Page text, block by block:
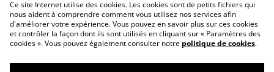
Politique de
confidentialité
Politique de cookies
Calendrier:
Brocantes,Bourse...
Ce site Internet utilise des cookies. Les cookies sont de petits fichiers qui
nous aident à comprendre comment vous utilisez nos services afin
d'améliorer votre expérience. Vous pouvez en savoir plus sur ces cookies
et contrôler la façon dont ils sont utilisés en cliquant sur « Paramètres des
cookies ». Vous pouvez également consulter notre politique de cookies.